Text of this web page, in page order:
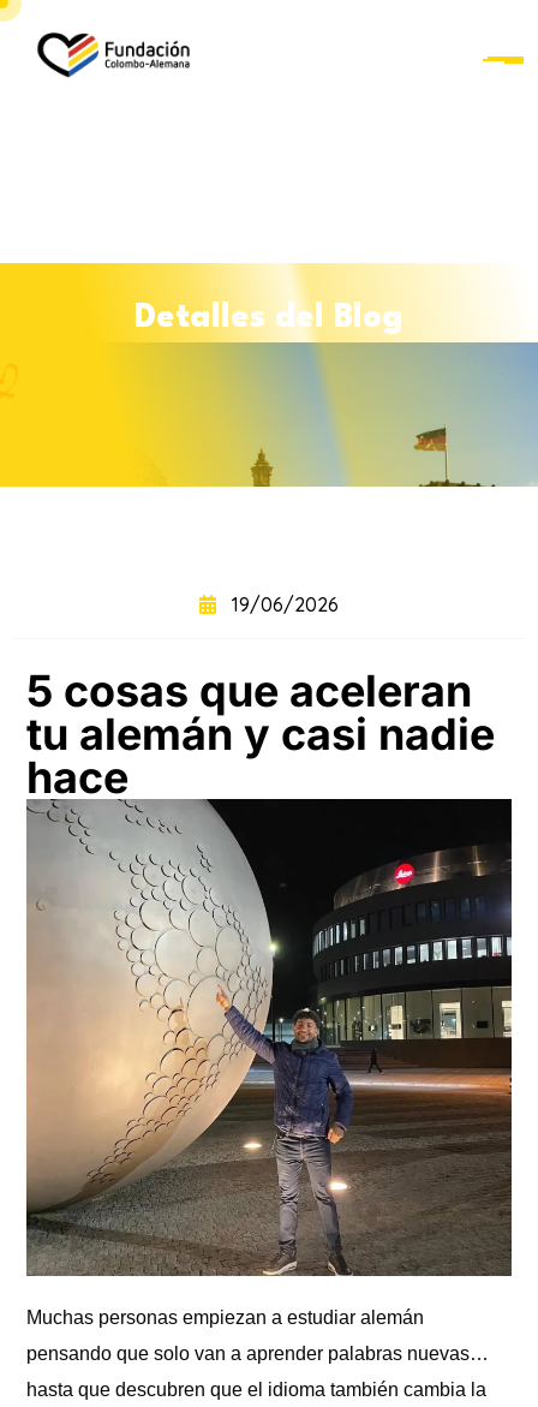
Curso
sabatino
online
Sabatinos
diurnos
Detalles del Blog
19/06/2026
5 cosas que aceleran
tu alemán y casi nadie
hace
Muchas personas empiezan a estudiar alemán
pensando que solo van a aprender palabras nuevas…
hasta que descubren que el idioma también cambia la